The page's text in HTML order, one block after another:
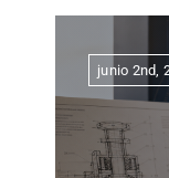
junio 2nd,